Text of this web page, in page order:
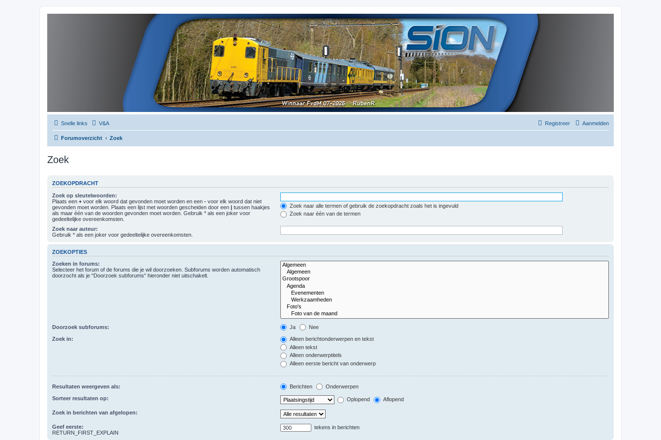
Snelle links V&A Aanmelden
Registreer
Forumoverzicht Zoek
Zoek
ZOEKOPDRACHT
Zoek op sleutelwoorden:
Plaats een + voor elk woord dat gevonden moet worden en een - voor elk woord dat niet
gevonden moet worden. Plaats een lijst met woorden gescheiden door een | tussen haakjes
als maar één van de woorden gevonden moet worden. Gebruik * als een joker voor
gedeeltelijke overeenkomsten.
Zoek naar alle termen of gebruik de zoekopdracht zoals het is ingevuld
Zoek naar één van de termen
Zoek naar auteur:
Gebruik * als een joker voor gedeeltelijke overeenkomsten.
ZOEKOPTIES
Zoeken in forums:
Selecteer het forum of de forums die je wil doorzoeken. Subforums worden automatisch
doorzocht als je “Doorzoek subforums“ hieronder niet uitschakelt.
Doorzoek subforums: Ja Nee
Zoek in:
Alleen berichtonderwerpen en tekst
Alleen tekst
Alleen onderwerptitels
Alleen eerste bericht van onderwerp
Resultaten weergeven als: Berichten Onderwerpen
Sorteer resultaten op: Oplopend Aflopend
Zoek in berichten van afgelopen:
Geef eerste:
RETURN_FIRST_EXPLAIN
tekens in berichten